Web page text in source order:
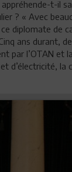
t-il
? « Avec
diplomate de
ans durant,
par l’OTAN et
d’électricité,